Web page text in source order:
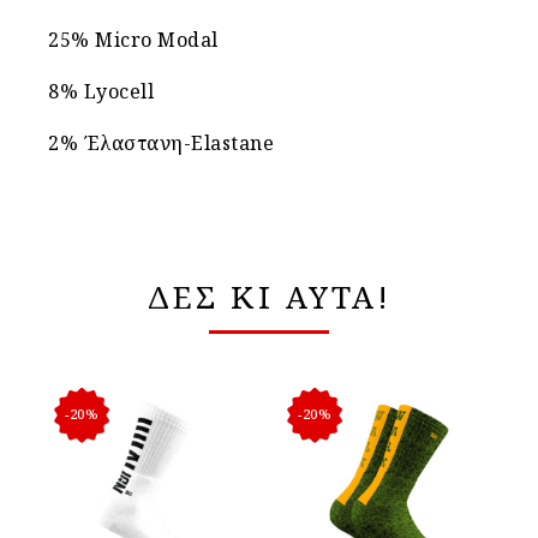
25% Micro Modal
8% Lyocell
2% Έλαστανη-Elastane
ΔΕΣ ΚΙ ΑΥΤΑ!
-20% -20%